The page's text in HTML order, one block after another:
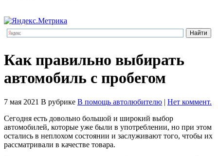
Как правильно выбирать
автомобиль с пробегом
7 мая 2021 В рубрике В помощь автолюбителю | Нет коммент.
Сегодня есть довольно большой и широкий выбор
автомобилей, которые уже были в употреблении, но при этом
остались в неплохом состоянии и заслуживают того, чтобы их
рассматривали в качестве товара.